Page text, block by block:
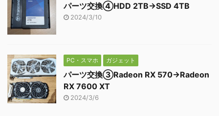
パーツ交換④HDD 2TB→SSD 4TB
2024/3/10
PC・スマホ ガジェット
パーツ交換③Radeon RX 570→Radeon
RX 7600 XT
2024/3/6